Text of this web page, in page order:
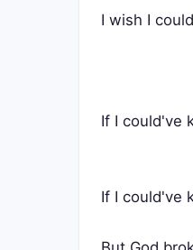
I wish I
If I could've
If I could've